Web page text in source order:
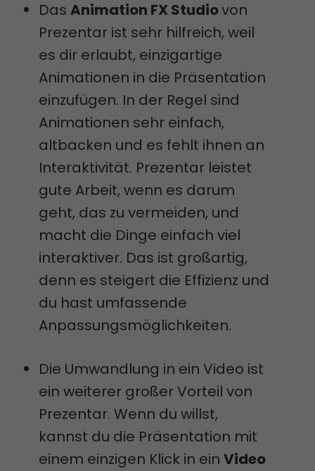
Das Animation FX Studiovon
Prezentar ist sehr hilfreich, weil
es dir erlaubt, einzigartige
Animationen in die Präsentation
einzufügen. In der Regel sind
Animationen sehr einfach,
altbacken und es fehlt ihnen an
Interaktivität. Prezentar leistet
gute Arbeit, wenn es darum
geht, das zu vermeiden, und
macht die Dinge einfach viel
interaktiver. Das ist großartig,
denn es steigert die Effizienz und
du hast umfassende
Anpassungsmöglichkeiten.
Die Umwandlung in ein Video ist
ein weiterer großer Vorteil von
Prezentar. Wenn du willst,
kannst du die Präsentation mit
einem einzigen Klick in ein Video